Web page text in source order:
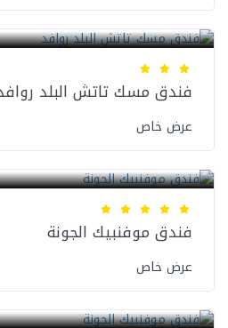
فندق مسك تاتش البلد
عرض خاص
فندق موفنبيك الجونة
عرض خاص